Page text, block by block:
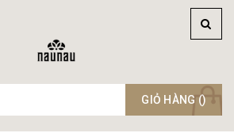
GIỎ HÀNG ()